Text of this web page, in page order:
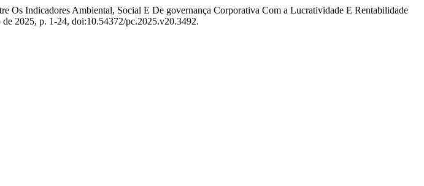
Os Indicadores Ambiental, Social E De governança Corporativa Com a Lucratividade E Rentabilidade
de 2025, p. 1-24, doi:10.54372/pc.2025.v20.3492.